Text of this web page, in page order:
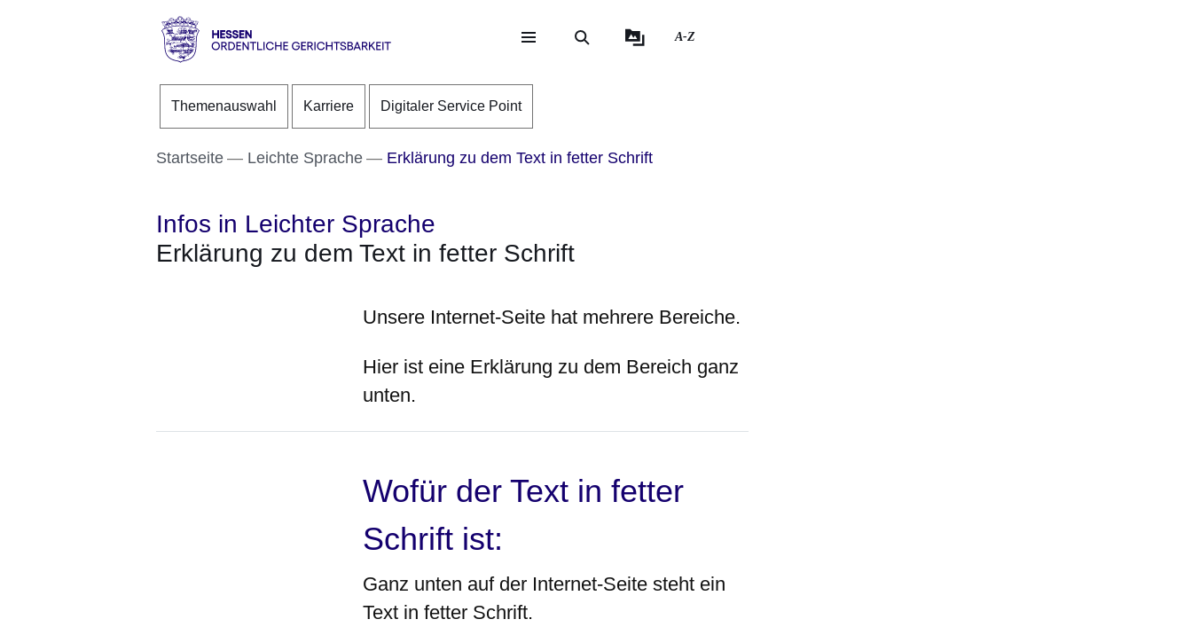
Direkt zum Kopf der Seite
Direkt zum Inhalt
Direkt zum Fuß der Seite
Ordentliche
A-Z
Themenauswahl Karriere Digitaler Service Point
Startseite Leichte Sprache Erklärung zu dem Text in fetter Schrift
Infos in Leichter Sprache
Erklärung zu dem Text in fetter Schrift
Unsere Internet-Seite hat mehrere Bereiche.
Hier ist eine Erklärung zu dem Bereich ganz
unten.
Wofür der Text in fetter
Schrift ist:
Ganz unten auf der Internet-Seite steht ein
Text in fetter Schrift.